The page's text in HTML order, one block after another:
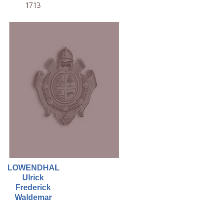
1713
LOWENDHAL
Ulrick
Frederick
Waldemar